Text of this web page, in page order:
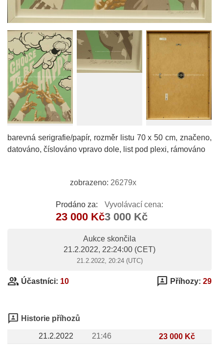
barevná serigrafie/papír, rozměr listu 70 x 50 cm, značeno,
datováno, číslováno vpravo dole, list pod plexi, rámováno
zobrazeno: 26279x
Prodáno za:
23 000 Kč
Vyvolávací cena:
3 000 Kč
Aukce skončila
21.2.2022, 22:24:00 (CET)
21.2.2022, 20:24 (UTC)
group Účastníci: 10 3p Příhozy: 29
3p Historie příhozů
21.2.2022 21:46
23 000 Kč